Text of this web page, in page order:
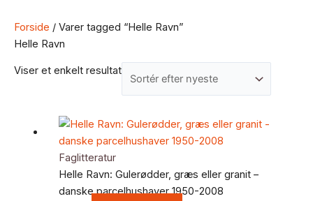
Forside / Varer tagged “Helle Ravn”
Helle Ravn
Viser et enkelt resultat
Faglitteratur
Helle Ravn: Gulerødder, græs eller granit –
danske parcelhushaver 1950-2008